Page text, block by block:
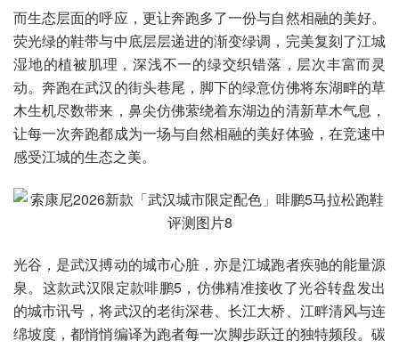
而生态层面的呼应，更让奔跑多了一份与自然相融的美好。
荧光绿的鞋带与中底层层递进的渐变绿调，完美复刻了江城
湿地的植被肌理，深浅不一的绿交织错落，层次丰富而灵
动。奔跑在武汉的街头巷尾，脚下的绿意仿佛将东湖畔的草
木生机尽数带来，鼻尖仿佛萦绕着东湖边的清新草木气息，
让每一次奔跑都成为一场与自然相融的美好体验，在竞速中
感受江城的生态之美。
光谷，是武汉搏动的城市心脏，亦是江城跑者疾驰的能量源
泉。这款武汉限定款啡鹏5，仿佛精准接收了光谷转盘发出
的城市讯号，将武汉的老街深巷、长江大桥、江畔清风与连
绵坡度，都悄悄编译为跑者每一次脚步跃迁的独特频段。碳